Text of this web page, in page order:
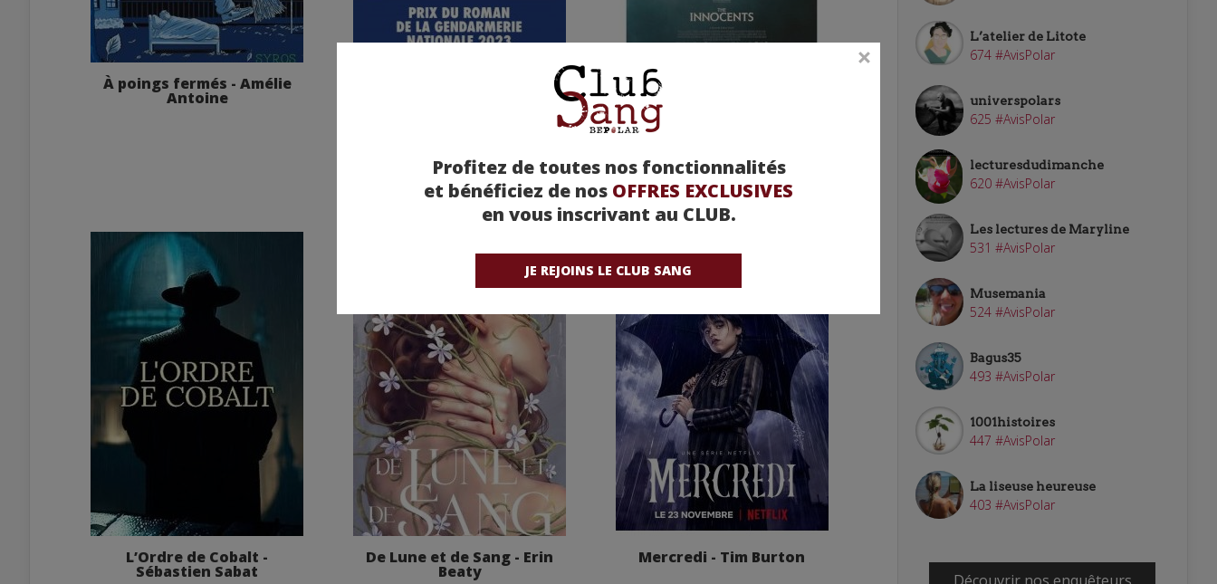
Profitez de toutes nos fonctionnalités
et bénéficiez de nos OFFRES EXCLUSIVES
en vous inscrivant au CLUB.
JE REJOINS LE CLUB SANG
À poings fermés - Amélie
Antoine
THE INNOCENTS - Eskil Vogt
Note moyenne : (sur 1 avis)
L’Ordre de Cobalt -
Sébastien Sabat
De Lune et de Sang - Erin
Beaty
Mercredi - Tim Burton
L’atelier de Litote
674 #AvisPolar
universpolars
625 #AvisPolar
lecturesdudimanche
620 #AvisPolar
Les lectures de Maryline
531 #AvisPolar
Musemania
524 #AvisPolar
Bagus35
493 #AvisPolar
1001histoires
447 #AvisPolar
La liseuse heureuse
403 #AvisPolar